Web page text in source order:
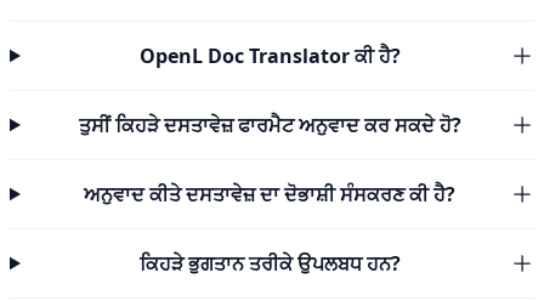
OpenL Doc Translator ਕੀ ਹੈ?
ਤੁਸੀਂ ਕਿਹੜੇ ਦਸਤਾਵੇਜ਼ ਫਾਰਮੈਟ ਅਨੁਵਾਦ ਕਰ ਸਕਦੇ ਹੋ?
ਅਨੁਵਾਦ ਕੀਤੇ ਦਸਤਾਵੇਜ਼ ਦਾ ਦੋਭਾਸ਼ੀ ਸੰਸਕਰਣ ਕੀ ਹੈ?
ਕਿਹੜੇ ਭੁਗਤਾਨ ਤਰੀਕੇ ਉਪਲਬਧ ਹਨ?